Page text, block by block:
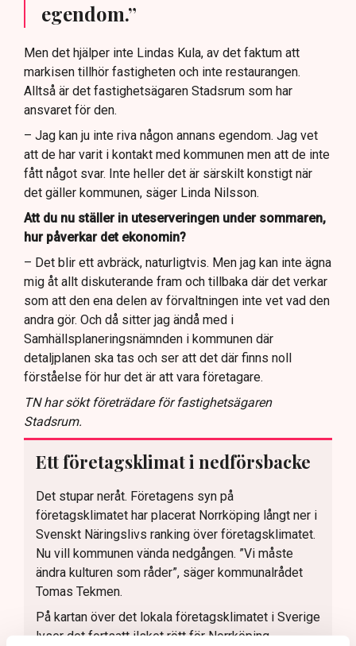
egendom.”
Men det hjälper inte Lindas Kula, av det faktum att
markisen tillhör fastigheten och inte restaurangen.
Alltså är det fastighetsägaren Stadsrum som har
ansvaret för den.
– Jag kan ju inte riva någon annans egendom. Jag vet
att de har varit i kontakt med kommunen men att de inte
fått något svar. Inte heller det är särskilt konstigt när
det gäller kommunen, säger Linda Nilsson.
Att du nu ställer in uteserveringen under sommaren,
hur påverkar det ekonomin?
– Det blir ett avbräck, naturligtvis. Men jag kan inte ägna
mig åt allt diskuterande fram och tillbaka där det verkar
som att den ena delen av förvaltningen inte vet vad den
andra gör. Och då sitter jag ändå med i
Samhällsplaneringsnämnden i kommunen där
detaljplanen ska tas och ser att det där finns noll
förståelse för hur det är att vara företagare.
TN har sökt företrädare för fastighetsägaren
Stadsrum.
Ett företagsklimat i nedförsbacke
Det stupar neråt. Företagens syn på
företagsklimatet har placerat Norrköping långt ner i
Svenskt Näringslivs ranking över företagsklimatet.
Nu vill kommunen vända nedgången. ”Vi måste
ändra kulturen som råder”, säger kommunalrådet
Tomas Tekmen.
På kartan över det lokala företagsklimatet i Sverige
lyser det fortsatt ilsket rött för Norrköping.